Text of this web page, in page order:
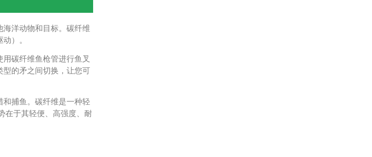
洋动物和目标。碳纤维
）。
碳纤维鱼枪管进行鱼叉
的矛之间切换，让您可
捕鱼。碳纤维是一种轻
在于其轻便、高强度、耐